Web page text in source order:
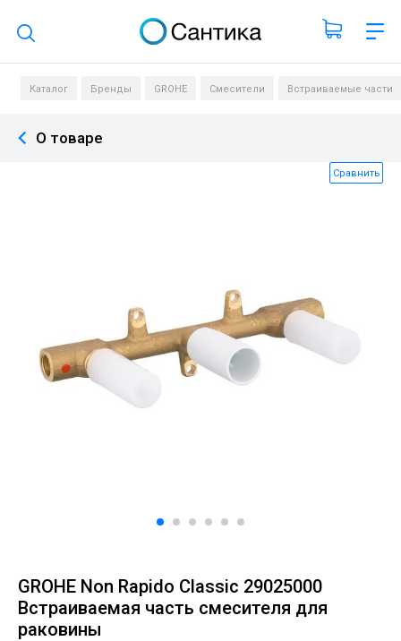
Поиск по каталогу
Каталог Бренды GROHE Смесители Встраиваемые части
О товаре
Сравнить
GROHE Non Rapido Classic 29025000
Встраиваемая часть смесителя для
раковины